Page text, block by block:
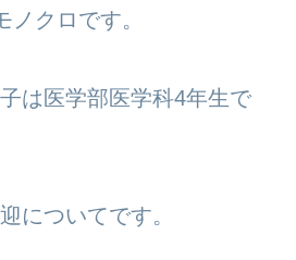
クロです。
は医学部医学科4年生で
についてです。